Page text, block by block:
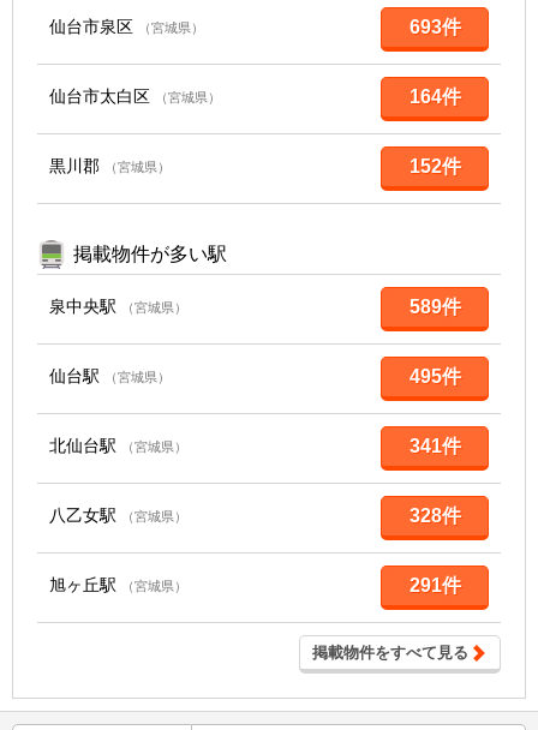
仙台市泉区 （宮城県） 693件
仙台市太白区 （宮城県） 164件
黒川郡 （宮城県） 152件
掲載物件が多い駅
泉中央駅 （宮城県） 589件
仙台駅 （宮城県） 495件
北仙台駅 （宮城県） 341件
八乙女駅 （宮城県） 328件
旭ヶ丘駅 （宮城県） 291件
掲載物件をすべて見る